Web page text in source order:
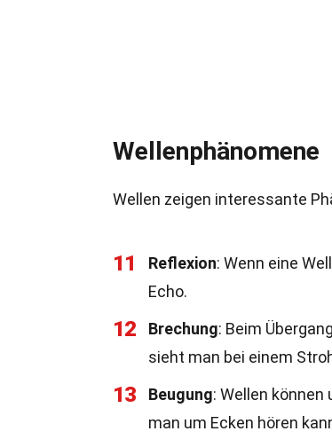
Wellenphänomene
Wellen zeigen interessante
11 Reflexion: Wenn eine
Echo.
12 Brechung: Beim
sieht man bei einem
13 Beugung: Wellen
man um Ecken hören